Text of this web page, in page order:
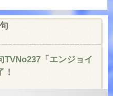
TVNo237「エンジョイ